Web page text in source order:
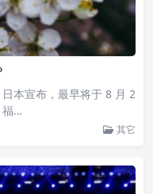
本宣布，最早将于 8 月 2
福…
其它